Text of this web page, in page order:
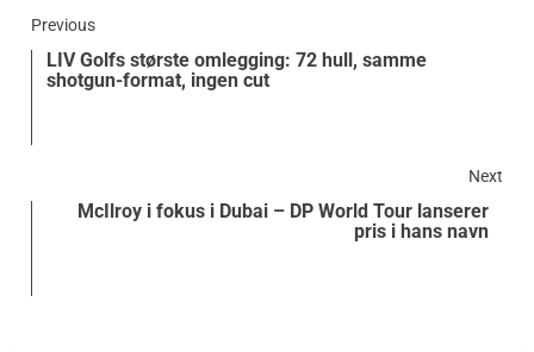
Previous
LIV Golfs største omlegging: 72 hull, samme
shotgun-format, ingen cut
Next
McIlroy i fokus i Dubai – DP World Tour lanserer
pris i hans navn